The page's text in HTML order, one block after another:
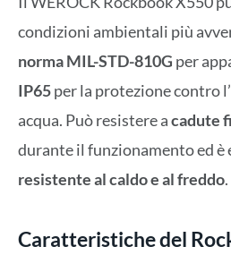
condizioni ambientali più
norma MIL-STD-810G per
IP65per la protezione contro
acqua. Può resistere acadute
durante il funzionamento ed è
resistente al caldo e al freddo.
Caratteristiche del